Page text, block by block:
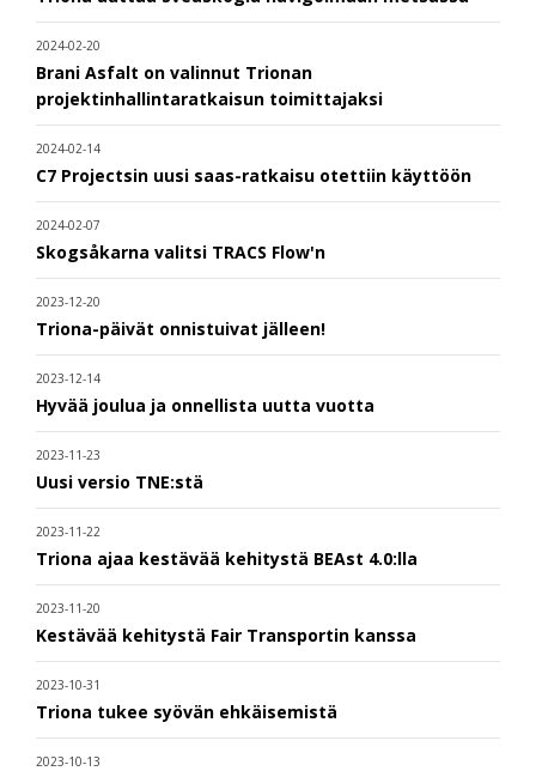
2024-02-20
Brani Asfalt on valinnut Trionan
projektinhallintaratkaisun toimittajaksi
2024-02-14
C7 Projectsin uusi saas-ratkaisu otettiin käyttöön
2024-02-07
Skogsåkarna valitsi TRACS Flow'n
2023-12-20
Triona-päivät onnistuivat jälleen!
2023-12-14
Hyvää joulua ja onnellista uutta vuotta
2023-11-23
Uusi versio TNE:stä
2023-11-22
Triona ajaa kestävää kehitystä BEAst 4.0:lla
2023-11-20
Kestävää kehitystä Fair Transportin kanssa
2023-10-31
Triona tukee syövän ehkäisemistä
2023-10-13